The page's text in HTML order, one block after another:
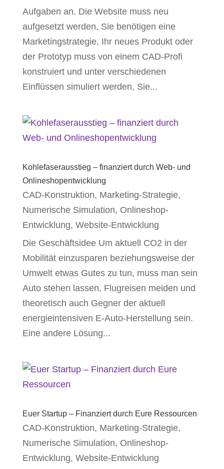
Aufgaben an. Die Website muss neu
aufgesetzt werden, Sie benötigen eine
Marketingstrategie, Ihr neues Produkt oder
der Prototyp muss von einem CAD-Profi
konstruiert und unter verschiedenen
Einflüssen simuliert werden, Sie...
Kohlefaserausstieg – finanziert durch Web- und
Onlineshopentwicklung
CAD-Konstruktion, Marketing-Strategie,
Numerische Simulation, Onlineshop-
Entwicklung, Website-Entwicklung
Die Geschäftsidee Um aktuell CO2 in der
Mobilität einzusparen beziehungsweise der
Umwelt etwas Gutes zu tun, muss man sein
Auto stehen lassen, Flugreisen meiden und
theoretisch auch Gegner der aktuell
energieintensiven E-Auto-Herstellung sein.
Eine andere Lösung...
Euer Startup – Finanziert durch Eure Ressourcen
CAD-Konstruktion, Marketing-Strategie,
Numerische Simulation, Onlineshop-
Entwicklung, Website-Entwicklung